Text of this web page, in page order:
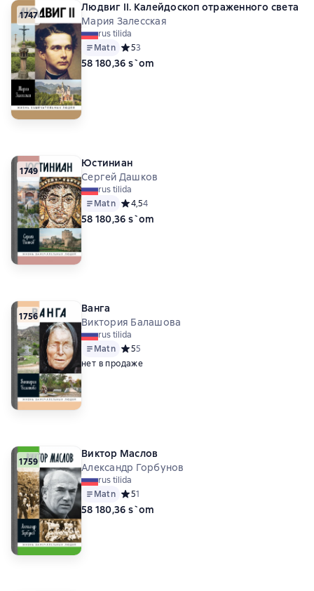
1747
Людвиг II. Калейдоскоп отраженного света
Мария Залесская
rus tilida
Matn Средний рейтинг 5 на основе 3 оценок
53
58 180,36 s`om
1749
Юстиниан
Сергей Дашков
rus tilida
Matn Средний рейтинг 4,5 на основе 4 оценок
4,54
58 180,36 s`om
1756
Ванга
Виктория Балашова
rus tilida
Matn Средний рейтинг 5 на основе 5 оценок
55
нет в продаже
1759
Виктор Маслов
Александр Горбунов
rus tilida
Matn Средний рейтинг 5 на основе 1 оценок
51
58 180,36 s`om